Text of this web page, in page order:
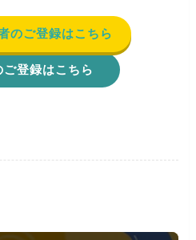
のご登録はこちら
登録はこちら